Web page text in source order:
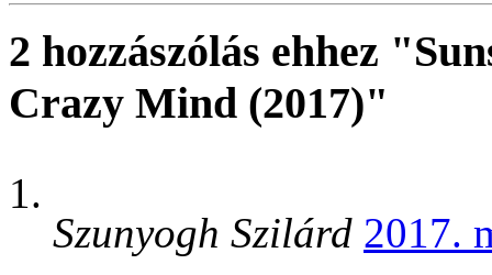
2 hozzászólás ehhez
Crazy Mind (2017)"
Szunyogh Szilárd 2017.